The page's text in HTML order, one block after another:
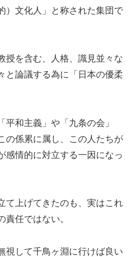
）文化人」と称された集団で
授を含む、人格、識見並々な
と論議する為に「日本の優柔
和主義」や「九条の会」
の係累に属し、この人たちが
感情的に対立する一因になっ
て上げてきたのも、実はこれ
任ではない。
視して千鳥ヶ淵に行けば良い